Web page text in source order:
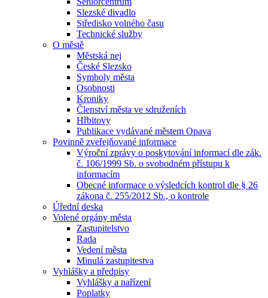
Slezské divadlo
Středisko volného času
Technické služby
O městě
Městská nej
České Slezsko
Symboly města
Osobnosti
Kroniky
Členství města ve sdruženích
Hřbitovy
Publikace vydávané městem Opava
Povinně zveřejňované informace
Výroční zprávy o poskytování informací dle zák.
č. 106/1999 Sb. o svobodném přístupu k
informacím
Obecné informace o výsledcích kontrol dle § 26
zákona č. 255/2012 Sb., o kontrole
Úřední deska
Volené orgány města
Zastupitelstvo
Rada
Vedení města
Minulá zastupitestva
Vyhlášky a předpisy
Vyhlášky a nařízení
Poplatky